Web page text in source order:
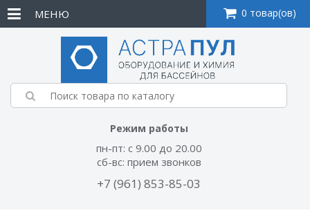
Режим работы
пн-пт: с 9.00 до 20.00
сб-вс: прием звонков
+7 (961) 853-85-03
МЕНЮ 0 товар(ов)